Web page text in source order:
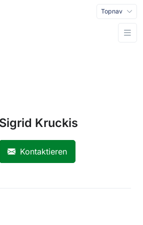
Topnav
Sigrid Kruckis
Kontaktieren